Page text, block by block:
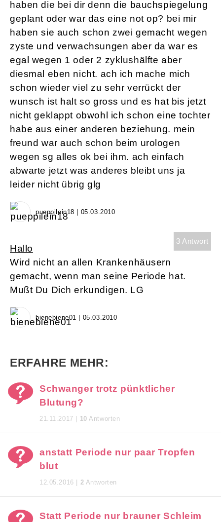
haben die bei dir denn die bauchspiegelung
geplant oder war das eine not op? bei mir
haben sie auch schon zwei gemacht wegen
zyste und verwachsungen aber da war es
egal wegen 1 oder 2 zyklushälfte aber
diesmal eben nicht. ach ich mache mich
schon wieder viel zu sehr verrückt der
wunsch ist halt so gross und es hat bis jetzt
nicht geklappt obwohl ich schon eine tochter
habe aus einer anderen beziehung. mein
freund war auch schon beim urologen
wegen sg alles ok bei ihm. ach einfach
abwarte jetzt was anderes bleibt uns ja
leider nicht übrig glg
pueppilein18 | 05.03.2010
3 Antwort
Hallo
Wird nicht an allen Krankenhäusern
gemacht, wenn man seine Periode hat.
Mußt Du Dich erkundigen. LG
bienebiene01 | 05.03.2010
ERFAHRE MEHR:
Schwanger trotz pünktlicher
Blutung?
21.11.2017 | 10 Antworten
anstatt Periode nur paar Tropfen
blut
12.05.2016 | 2 Antworten
Statt Periode nur brauner Schleim